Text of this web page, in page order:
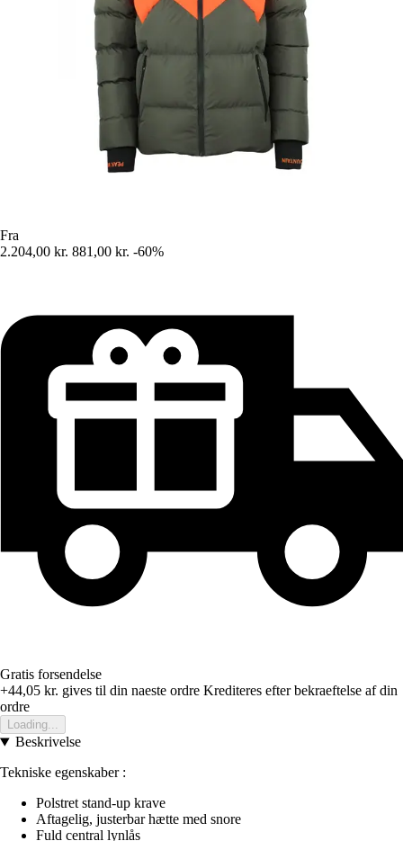
Fra
2.204,00 kr. 881,00 kr. -60%
Gratis forsendelse
+44,05 kr. gives til din naeste ordre Krediteres efter bekraeftelse af din
ordre
Loading...
Beskrivelse
Tekniske egenskaber :
Polstret stand-up krave
Aftagelig, justerbar hætte med snore
Fuld central lynlås